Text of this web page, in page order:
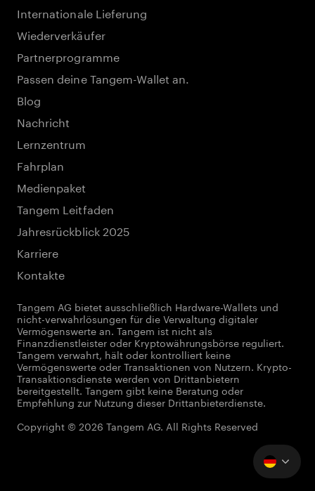
Internationale Lieferung
Wiederverkäufer
Partnerprogramme
Passen deine Tangem-Wallet an.
Blog
Nachricht
Lernzentrum
Fahrplan
Medienpaket
Tangem Leitfaden
Jahresrückblick 2025
Karriere
Kontakte
Tangem AG bietet ausschließlich Hardware-Wallets und
nicht-verwahrlösungen für die Verwaltung digitaler
Vermögenswerte an. Tangem ist nicht als
Finanzdienstleister oder Kryptowährungsbörse reguliert.
Tangem verwahrt, hält oder kontrolliert keine
Vermögenswerte oder Transaktionen von Nutzern. Krypto-
Transaktionsdienste werden von Drittanbietern
bereitgestellt. Tangem gibt keine Beratung oder
Empfehlung zur Nutzung dieser Drittanbieterdienste.